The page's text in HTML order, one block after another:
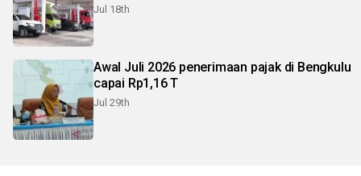
Jul 18th
Awal Juli 2026 penerimaan pajak di Bengkulu
capai Rp1,16 T
Jul 29th